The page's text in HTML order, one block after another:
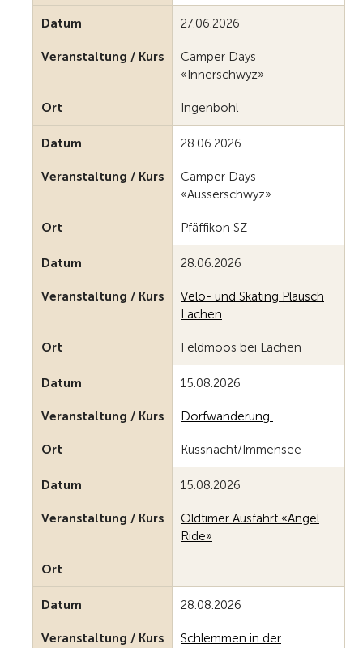
Datum 27.06.2026
Veranstaltung / Kurs
Camper Days
«Innerschwyz»
Ort Ingenbohl
Datum 28.06.2026
Veranstaltung / Kurs
Camper Days
«Ausserschwyz»
Ort Pfäffikon SZ
Datum 28.06.2026
Veranstaltung / Kurs
Velo- und Skating Plausch
Lachen
Ort Feldmoos bei Lachen
Datum 15.08.2026
Veranstaltung / Kurs Dorfwanderung
Ort Küssnacht/Immensee
Datum 15.08.2026
Veranstaltung / Kurs
Oldtimer Ausfahrt «Angel
Ride»
Ort
Datum 28.08.2026
Veranstaltung / Kurs
Schlemmen in der